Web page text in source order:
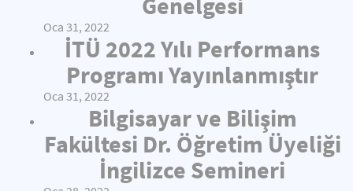
Oca 31, 2022
İTÜ 2022 Yılı Performans
Programı Yayınlanmıştır
Oca 31, 2022
Bilgisayar ve Bilişim
Fakültesi Dr. Öğretim Üyeliği
İngilizce Semineri